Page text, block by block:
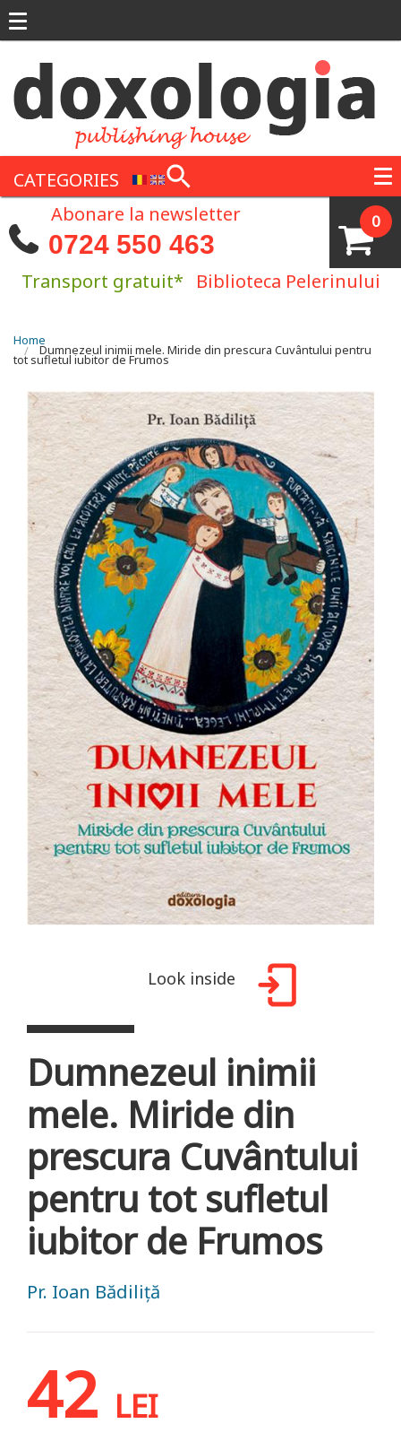
CATEGORIES
0
Abonare la newsletter
0724 550 463
Transport gratuit* Biblioteca Pelerinului
You are here
Home
Dumnezeul inimii mele. Miride din prescura Cuvântului pentru
tot sufletul iubitor de Frumos
Look inside
Dumnezeul inimii
mele. Miride din
prescura Cuvântului
pentru tot sufletul
iubitor de Frumos
Pr. Ioan Bădiliță
42 LEI